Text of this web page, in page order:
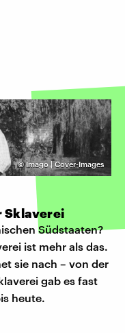
©Imago | Cover-Images
Sklaverei
Südstaaten?
ist mehr als das.
sie nach – von der
gab es fast
heute.